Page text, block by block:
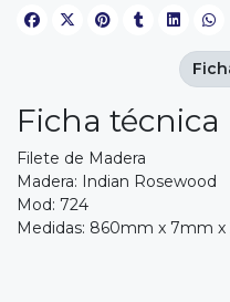
Ficha técnica
Filete de Madera
Madera: Indian Rosewood
Mod: 724
Medidas: 860mm x 7mm x